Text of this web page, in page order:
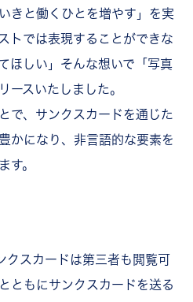
きと働くひとを増やす」を実
トでは表現することができな
ほしい」そんな想いで「写真
ースいたしました。
で、サンクスカードを通じた
かになり、非言語的な要素を
す。
クスカードは第三者も閲覧可
ともにサンクスカードを送る